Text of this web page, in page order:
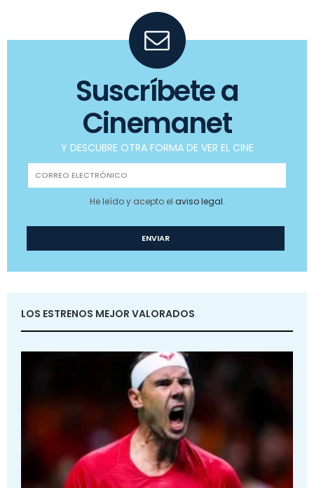
Suscríbete a
Cinemanet
Y DESCUBRE OTRA FORMA DE VER EL CINE
He leído y acepto el aviso legal.
LOS ESTRENOS MEJOR VALORADOS